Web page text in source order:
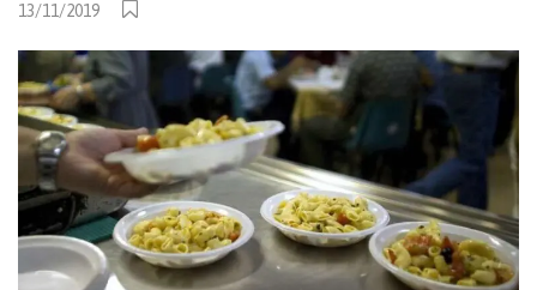
13/11/2019